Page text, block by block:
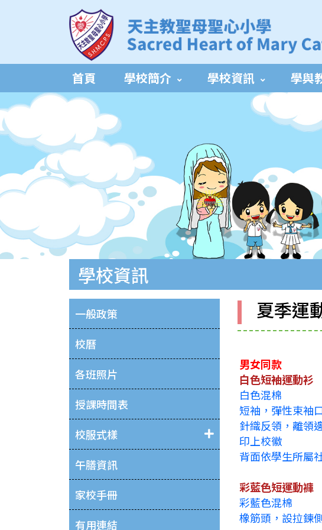
首頁 學校簡介 學校資訊 學與
學校資訊
一般政策
校曆
各班照片
授課時間表
校服式樣
午膳資訊
家校手冊
有用連結
夏季運
男女同款
白色短袖運動衫
白色混棉
短袖，彈性束袖
針織反領，離領
印上校徽
背面依學生所屬
彩藍色短運動褲
彩藍色混棉
橡筋頭，設拉鍊